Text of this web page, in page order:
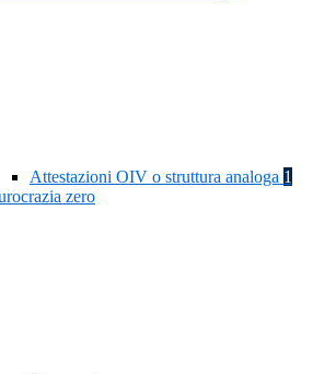
Attestazioni OIV o struttura analoga 1
zero